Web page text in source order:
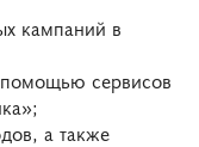
кампаний в
сервисов
а также